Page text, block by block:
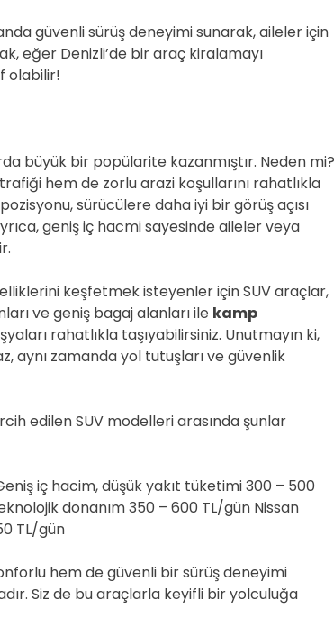
güvenli sürüş deneyimi sunarak, aileler için
eğer Denizli’de bir araç kiralamayı
olabilir!
büyük bir popülarite kazanmıştır. Neden mi?
hem de zorlu arazi koşullarını rahatlıkla
sürücülere daha iyi bir görüş açısı
geniş iç hacmi sayesinde aileler veya
keşfetmek isteyenler için SUV araçlar,
ve geniş bagaj alanları ile kamp
rahatlıkla taşıyabilirsiniz. Unutmayın ki,
aynı zamanda yol tutuşları ve güvenlik
edilen SUV modelleri arasında şunlar
iç hacim, düşük yakıt tüketimi 300 – 500
donanım 350 – 600 TL/gün Nissan
TL/gün
hem de güvenli bir sürüş deneyimi
Siz de bu araçlarla keyifli bir yolculuğa